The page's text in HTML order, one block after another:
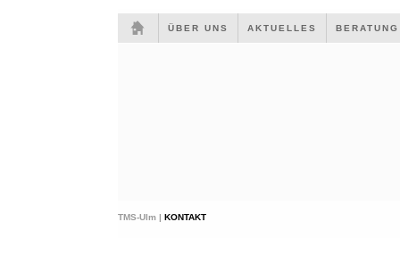
ÜBER UNS AKTUELLES
TMS-Ulm | KONTAKT